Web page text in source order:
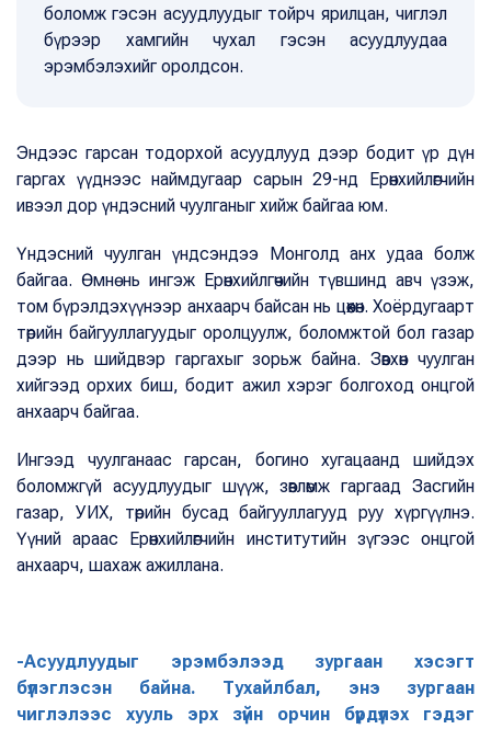
боломж гэсэн асуудлуудыг тойрч ярилцан, чиглэл
бүрээр хамгийн чухал гэсэн асуудлуудаа
эрэмбэлэхийг оролдсон.
Эндээс гарсан тодорхой асуудлууд дээр бодит үр дүн
гаргах үүднээс наймдугаар сарын 29-нд Ерөнхийлөгчийн
ивээл дор үндэсний чуулганыг хийж байгаа юм.
Үндэсний чуулган үндсэндээ Монголд анх удаа болж
байгаа. Өмнө нь ингэж Ерөнхийлгөчийн түвшинд авч үзэж,
том бүрэлдэхүүнээр анхаарч байсан нь цөөхөн. Хоёрдугаарт
төрийн байгууллагуудыг оролцуулж, боломжтой бол газар
дээр нь шийдвэр гаргахыг зорьж байна. Зөвхөн чуулган
хийгээд орхих биш, бодит ажил хэрэг болгоход онцгой
анхаарч байгаа.
Ингээд чуулганаас гарсан, богино хугацаанд шийдэх
боломжгүй асуудлуудыг шүүж, зөвлөмж гаргаад Засгийн
газар, УИХ, төрийн бусад байгууллагууд руу хүргүүлнэ.
Үүний араас Ерөнхийлөгчийн институтийн зүгээс онцгой
анхаарч, шахаж ажиллана.
-Асуудлуудыг эрэмбэлээд зургаан хэсэгт
бүлэглэсэн байна. Тухайлбал, энэ зургаан
чиглэлээс хууль эрх зүйн орчин бүрдүүлэх гэдэг